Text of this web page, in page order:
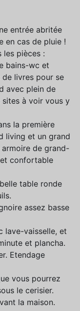
entrée abritée
en cas de pluie !
les pièces :
bains-wc et
livres pour se
avec plein de
à voir vous y
la première
living et un grand
armoire de grand-
confortable
table ronde
assez basse
lave-vaisselle, et
et plancha.
Etendage
vous pourrez
le cerisier.
la maison.